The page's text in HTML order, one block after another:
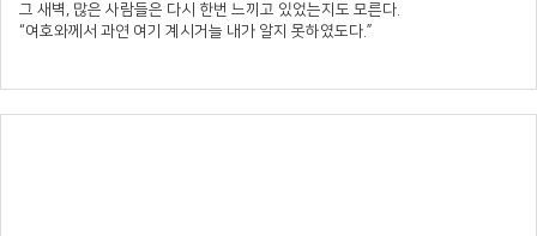
그 새벽, 많은 사람들은 다시 한번 느끼고 있었는지도 모른다.
“여호와께서 과연 여기 계시거늘 내가 알지 못하였도다.”